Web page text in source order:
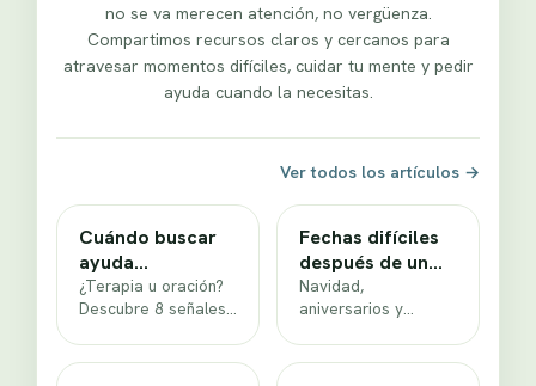
no se va merecen atención, no vergüenza.
Compartimos recursos claros y cercanos para
atravesar momentos difíciles, cuidar tu mente y pedir
ayuda cuando la necesitas.
Ver todos los artículos →
Cuándo buscar
ayuda
profesional para
la depresión
¿Terapia u oración?
Descubre 8 señales
Fechas difíciles
después de un
duelo: guía
práctica
Navidad,
aniversarios y